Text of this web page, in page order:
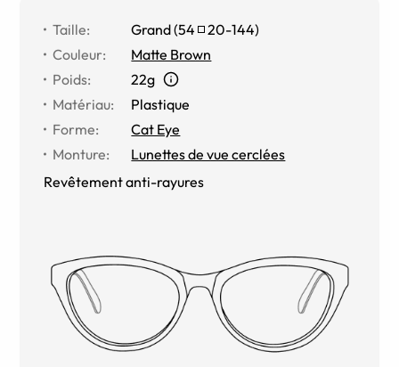
Taille: Grand(54 20-144)
Couleur:
Matte Brown
Poids:
22g
Matériau:
Plastique
Forme:
Cat Eye
Monture:
Lunettes de vue cerclées
Revêtement anti-rayures